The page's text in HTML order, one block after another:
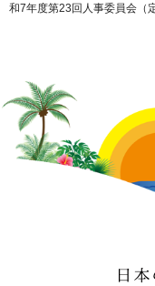
和7年度第23回人事委員会（
日本